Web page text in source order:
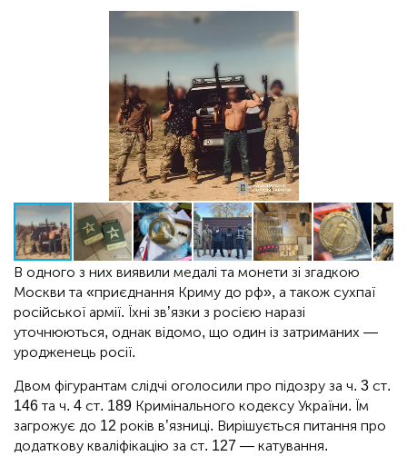
В одного з них виявили медалі та монети зі згадкою
Москви та «приєднання Криму до рф», а також сухпаї
російської армії. Їхні зв’язки з росією наразі
уточнюються, однак відомо, що один із затриманих —
уродженець росії.
Двом фігурантам слідчі оголосили про підозру за ч. 3 ст.
146 та ч. 4 ст. 189 Кримінального кодексу України. Їм
загрожує до 12 років в’язниці. Вирішується питання про
додаткову кваліфікацію за ст. 127 — катування.